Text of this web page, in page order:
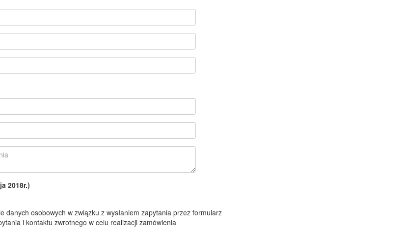
2018r.)
osobowych w związku z wysłaniem zapytania przez formularz
i kontaktu zwrotnego w celu realizacji zamówienia